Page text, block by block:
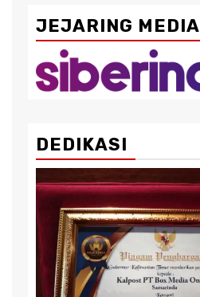
JEJARING MEDIA
DEDIKASI